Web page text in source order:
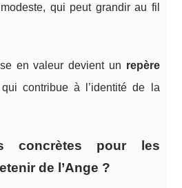
qui peut grandir au fil
en valeur devient un repère
contribue à l’identité de la
concrètes pour les
de l’Ange ?